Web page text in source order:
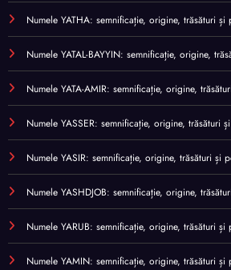
Numele YATHA: semnificație, origine, trăsături și
Numele YATAL-BAYYIN: semnificație, origine,
Numele YATA-AMIR: semnificație, origine,
Numele YASSER: semnificație, origine, trăsături
Numele YASIR: semnificație, origine, trăsături și
Numele YASHDJOB: semnificație, origine,
Numele YARUB: semnificație, origine, trăsături și
Numele YAMIN: semnificație, origine, trăsături și